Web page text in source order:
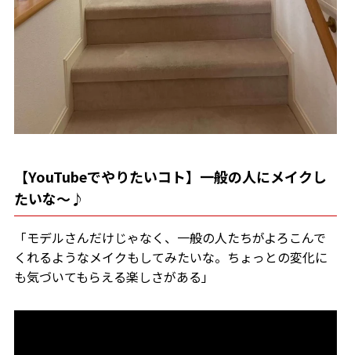
【YouTubeでやりたいコト】一般の人にメイクし
たいな～♪
「モデルさんだけじゃなく、一般の人たちがよろこんで
くれるようなメイクもしてみたいな。ちょっとの変化に
も気づいてもらえる楽しさがある」